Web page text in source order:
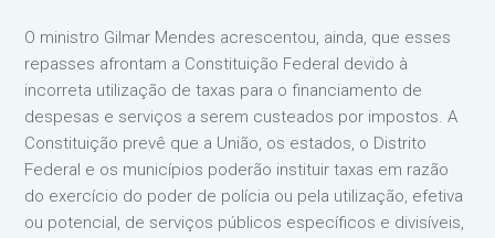
O ministro Gilmar Mendes acrescentou, ainda, que esses
repasses afrontam a Constituição Federal devido à
incorreta utilização de taxas para o financiamento de
despesas e serviços a serem custeados por impostos. A
Constituição prevê que a União, os estados, o Distrito
Federal e os municípios poderão instituir taxas em razão
do exercício do poder de polícia ou pela utilização, efetiva
ou potencial, de serviços públicos específicos e divisíveis,